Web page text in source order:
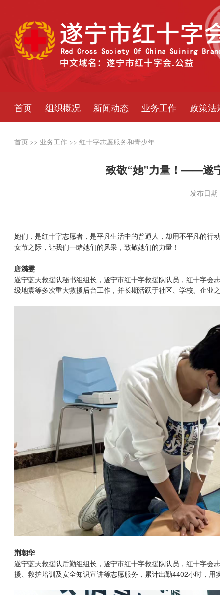
首页 组织概况 新闻动态 业务工作 政策法
首页 >> 业务工作 >>红十字志愿服务和青少年
致敬“她”力量！——遂
发布日
她们，是红十字志愿者，是平凡生活中的普通人，却用不平凡的行
女节之际，让我们一睹她们的风采，致敬她们的力量！
唐漪雯
遂宁蓝天救援队秘书组组长，遂宁市红十字救援队队员，红十字会
级地震等多次重大救援后台工作，并长期活跃于社区、学校、企业
荆朝华
遂宁蓝天救援队后勤组组长，遂宁市红十字救援队队员，红十字会
援、救护培训及安全知识宣讲等志愿服务，累计出勤4402小时，用